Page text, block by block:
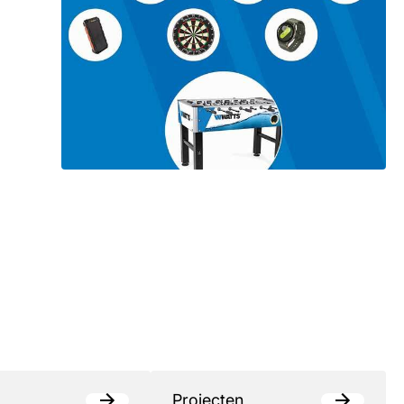
Projecten